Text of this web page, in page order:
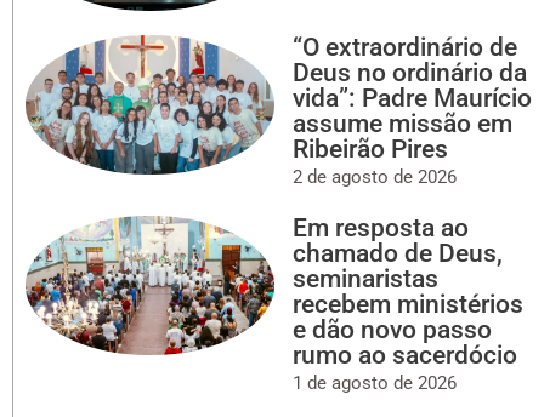
“O extraordinário de
Deus no ordinário da
vida”: Padre Maurício
assume missão em
Ribeirão Pires
2 de agosto de 2026
Em resposta ao
chamado de Deus,
seminaristas
recebem ministérios
e dão novo passo
rumo ao sacerdócio
1 de agosto de 2026